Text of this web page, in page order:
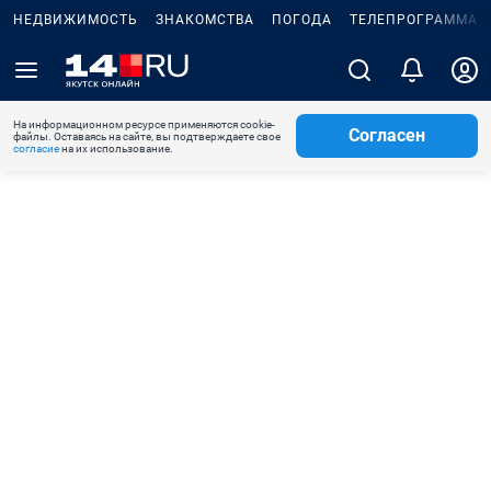
НЕДВИЖИМОСТЬ ЗНАКОМСТВА ПОГОДА ТЕЛЕПРОГРАММА
На информационном ресурсе применяются cookie-
файлы. Оставаясь на сайте, вы подтверждаете свое
согласиена их использование.
Согласен